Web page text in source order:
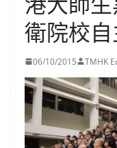
衛院校
06/10/2015 TMHK